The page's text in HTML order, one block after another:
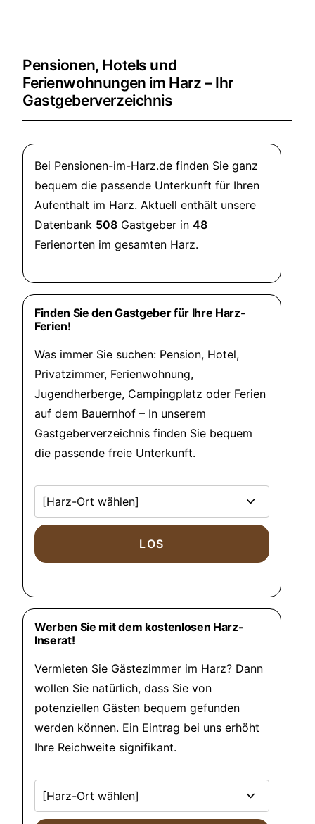
Pensionen, Hotels und
Ferienwohnungen im Harz – Ihr
Gastgeberverzeichnis
Bei Pensionen-im-Harz.de finden Sie ganz
bequem die passende Unterkunft für Ihren
Aufenthalt im Harz. Aktuell enthält unsere
Datenbank 508 Gastgeber in 48
Ferienorten im gesamten Harz.
Finden Sie den Gastgeber für Ihre Harz-
Ferien!
Was immer Sie suchen: Pension, Hotel,
Privatzimmer, Ferienwohnung,
Jugendherberge, Campingplatz oder Ferien
auf dem Bauernhof – In unserem
Gastgeberverzeichnis finden Sie bequem
die passende freie Unterkunft.
Werben Sie mit dem kostenlosen Harz-
Inserat!
Vermieten Sie Gästezimmer im Harz? Dann
wollen Sie natürlich, dass Sie von
potenziellen Gästen bequem gefunden
werden können. Ein Eintrag bei uns erhöht
Ihre Reichweite signifikant.